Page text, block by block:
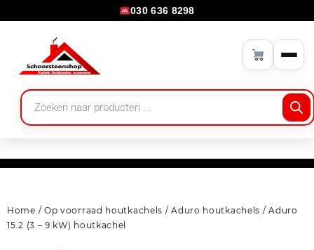
030 636 8298
Home / Op voorraad houtkachels /Aduro houtkachels / Aduro
15.2 (3 – 9 kW) houtkachel